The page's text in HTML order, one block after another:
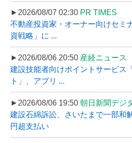
►2026/08/07 02:30 PR TIMES
不動産投資家・オーナー向けセミ
資戦略」に ...
►2026/08/06 20:50 産経ニュース
建設技能者向けポイントサービス
ト」、アプリ ...
►2026/08/06 19:50 朝日新聞デジ
建設石綿訴訟、さいたまで一部和
円超支払い